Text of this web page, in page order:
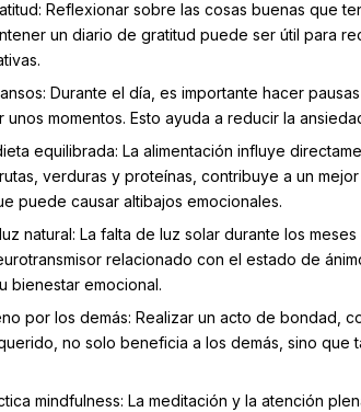
Reflexionar sobre las cosas buenas que
un diario de gratitud puede ser útil para
Durante el día, es importante hacer
momentos. Esto ayuda a reducir la
equilibrada: La alimentación influye
verduras y proteínas, contribuye a un
puede causar altibajos emocionales.
natural: La falta de luz solar durante los
relacionado con el estado de
bienestar emocional.
por los demás: Realizar un acto de bondad,
no solo beneficia a los demás, sino que
mindfulness: La meditación y la atención